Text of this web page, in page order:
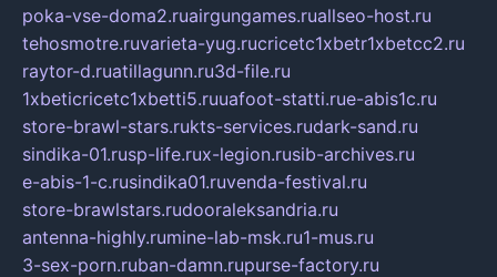
poka-vse-doma2.ruairgungames.ruallseo-host.ru
tehosmotre.ruvarieta-yug.rucricetc1xbetr1xbetcc2.ru
raytor-d.ruatillagunn.ru3d-file.ru
1xbeticricetc1xbetti5.ruuafoot-statti.rue-abis1c.ru
store-brawl-stars.rukts-services.rudark-sand.ru
sindika-01.rusp-life.rux-legion.rusib-archives.ru
e-abis-1-c.rusindika01.ruvenda-festival.ru
store-brawlstars.rudooraleksandria.ru
antenna-highly.rumine-lab-msk.ru1-mus.ru
3-sex-porn.ruban-damn.rupurse-factory.ru